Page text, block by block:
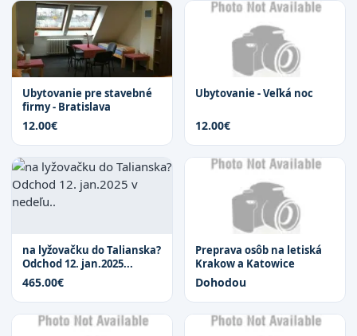
Ubytovanie pre stavebné
firmy - Bratislava
12.00€
Ubytovanie - Veľká noc
12.00€
na lyžovačku do Talianska?
Odchod 12. jan.2025...
465.00€
Preprava osôb na letiská
Krakow a Katowice
Dohodou